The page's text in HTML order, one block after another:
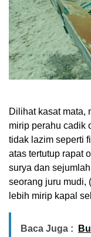
Dilihat kasat mata,
mirip perahu cadik
tidak lazim seperti
atas tertutup rapat
surya dan
seorang juru mudi,
lebih mirip kapal
Baca Juga :